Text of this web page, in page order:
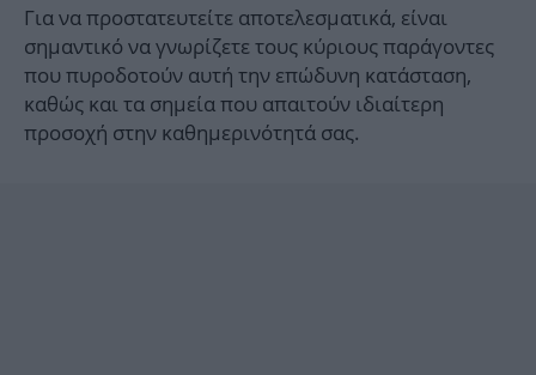
Για να προστατευτείτε αποτελεσματικά, είναι
σημαντικό να γνωρίζετε τους κύριους παράγοντες
που πυροδοτούν αυτή την επώδυνη κατάσταση,
καθώς και τα σημεία που απαιτούν ιδιαίτερη
προσοχή στην καθημερινότητά σας.